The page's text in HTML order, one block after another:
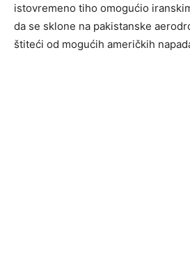
istovremeno tiho omogućio
da se sklone na pakistanske
štiteći od mogućih američkih